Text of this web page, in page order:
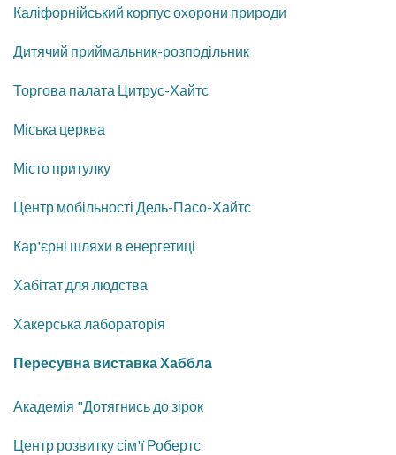
Каліфорнійський корпус охорони природи
Дитячий приймальник-розподільник
Торгова палата Цитрус-Хайтс
Міська церква
Місто притулку
Центр мобільності Дель-Пасо-Хайтс
Кар'єрні шляхи в енергетиці
Хабітат для людства
Хакерська лабораторія
Пересувна виставка Хаббла
Академія "Дотягнись до зірок
Центр розвитку сім'ї Робертс